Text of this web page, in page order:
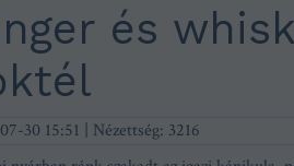
és
30 15:51
| Nézettség: 3216